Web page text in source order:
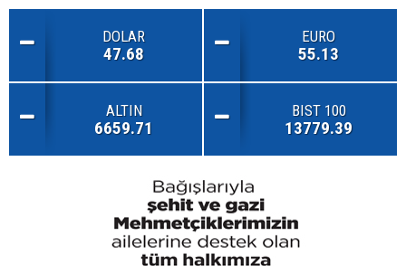
DOLAR
47.68
EURO
55.13
ALTIN
6659.71
BIST 100
13779.39